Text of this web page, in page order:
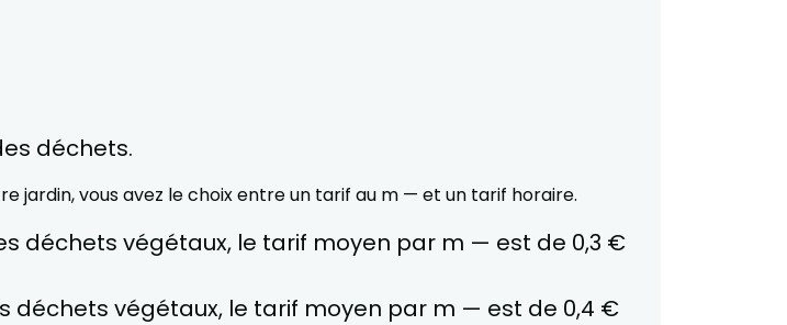
déchets.
jardin, vous avez le choix entre un tarif au m — et un tarif horaire.
déchets végétaux, le tarif moyen par m — est de 0,3 €
déchets végétaux, le tarif moyen par m — est de 0,4 €